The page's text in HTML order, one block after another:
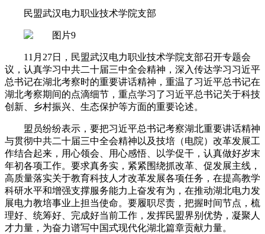
民盟武汉电力职业技术学院支部
11月27日，民盟武汉电力职业技术学院支部召开专题会
议，认真学习中共二十届三中全会精神，深入传达学习习近平
总书记在湖北考察时的重要讲话精神，重温了习近平总书记在
湖北考察期间的点滴细节，重点学习了习近平总书记关于科技
创新、乡村振兴、生态保护等方面的重要论述。
盟员纷纷表示，要把习近平总书记考察湖北重要讲话精神
与贯彻中共二十届三中全会精神以及技培（电院）改革发展工
作结合起来，用心领会、用心感悟、以学促干，认真做好岁末
年初各项工作。要求真务实，紧紧围绕抓改革、促发展主线，
高质量落实关于教育科技人才改革发展各项任务，在提高教学
科研水平和增强支撑服务能力上奋发有为，在推动湖北电力发
展电力教培事业上担当使命。要履职尽责，把握时间节点，梳
理好、统筹好、完成好当前工作，发挥民盟界别优势，凝聚人
才力量，为奋力谱写中国式现代化湖北篇章贡献力量。